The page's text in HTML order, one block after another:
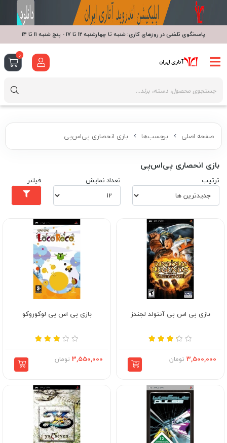
صفحه اصلی برچسب‌ها بازی انحصاری پی‌اس‌پی
بازی انحصاری پی‌اس‌پی
ترتیب تعداد نمایش فیلتر
بازی پی اس پی آنتولد لجندز
3,500,000 تومان
بازی پی اس پی لوکوروکو
3,550,000 تومان
پاسخگوی تلفنی در روزهای کاری: شنبه تا چهارشنبه 12 تا 17 - پنج شنبه 11 تا 14
0